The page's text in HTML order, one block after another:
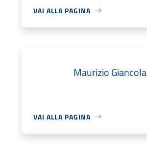
VAI ALLA PAGINA
Maurizio Giancola
VAI ALLA PAGINA